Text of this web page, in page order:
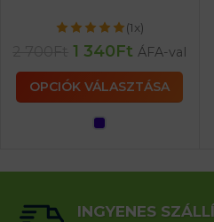
(1x)
1 340Ft ÁFA-val
OPCIÓK VÁLASZTÁSA
INGYENES